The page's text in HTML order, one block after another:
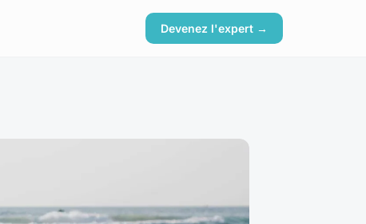
Devenez l'expert →